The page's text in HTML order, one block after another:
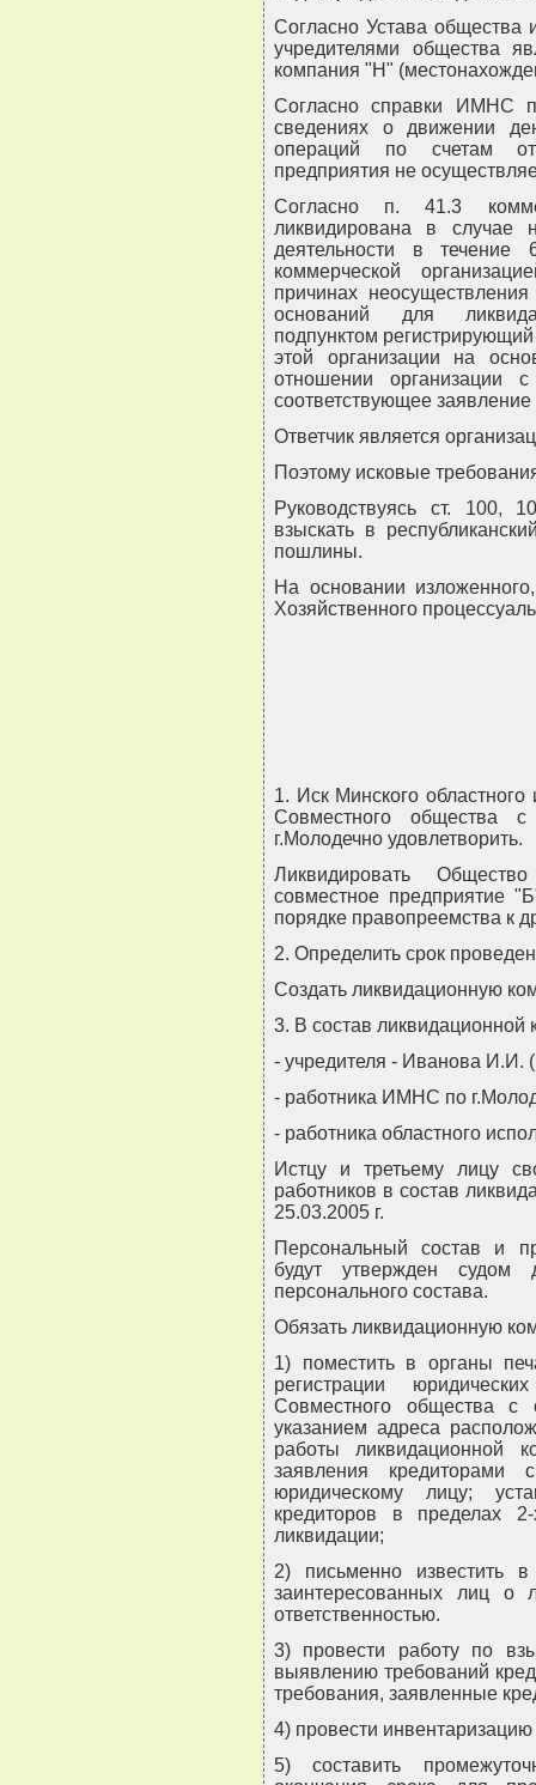
Согласно Устава общества
учредителями общества
компания "Н"
Согласно справки ИМНС
сведениях о движении
операций по счетам
предприятия не
Согласно п. 41.3
ликвидирована в случае
деятельности в
коммерческой
причинах
оснований для
подпунктом
этой организации на
отношении организации
соответствующее
Ответчик является
Поэтому исковые
Руководствуясь ст. 100,
взыскать в
пошлины.
На основании
Хозяйственного
1. Иск Минского областного
Совместного общества с
г.Молодечно удовлетворить.
Ликвидировать
совместное предприятие
порядке правопреемства к
2. Определить срок
Создать ликвидационную
3. В состав ликвидационной
- учредителя - Иванова И.И.
- работника ИМНС по
- работника областного
Истцу и третьему лицу
работников в состав
25.03.2005 г.
Персональный состав и
будут утвержден судом
персонального состава.
Обязать ликвидационную
1) поместить в органы
регистрации
Совместного общества с
указанием адреса
работы ликвидационной
заявления кредиторами
юридическому лицу;
кредиторов в пределах
ликвидации;
2) письменно известить
заинтересованных лиц о
ответственностью.
3) провести работу по
выявлению требований
требования, заявленные
4) провести
5) составить